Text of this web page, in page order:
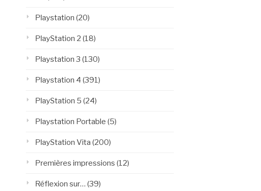
Playstation (20)
PlayStation 2 (18)
Playstation 3 (130)
Playstation 4 (391)
PlayStation 5 (24)
Playstation Portable (5)
PlayStation Vita (200)
Premières impressions (12)
Réflexion sur… (39)